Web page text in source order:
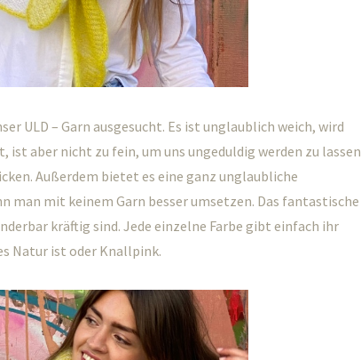
ULD – Garn ausgesucht. Es ist unglaublich weich, wird
aber nicht zu fein, um uns ungeduldig werden zu lassen
Außerdem bietet es eine ganz unglaubliche
man mit keinem Garn besser umsetzen. Das fantastische
kräftig sind. Jede einzelne Farbe gibt einfach ihr
Natur ist oder Knallpink.